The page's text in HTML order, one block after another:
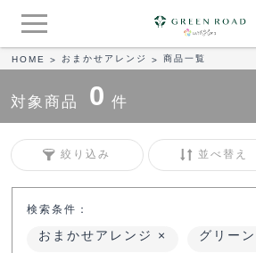
HOME > おまかせアレンジ > 商品一覧
対象商品 0 件
絞り込み 並べ替え
検索条件：
おまかせアレンジ グリーン